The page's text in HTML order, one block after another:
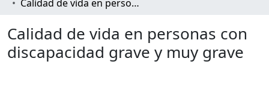
Calidad de vida en personas con discapacidad grave y muy grave
Calidad de vida en personas con
discapacidad grave y muy grave